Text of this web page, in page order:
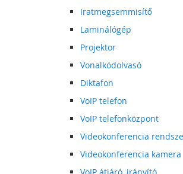
Iratmegsemmisítő
Laminálógép
Projektor
Vonalkódolvasó
Diktafon
VoIP telefon
VoIP telefonközpont
Videokonferencia
Videokonferencia kamera